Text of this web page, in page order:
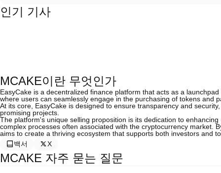
인기 기사
MCAKE이란 무엇인가
EasyCake is a decentralized finance platform that acts as a
where users can seamlessly engage in the purchasing of tokens and
At its core, EasyCake is designed to ensure transparency and
promising projects.
The platform's unique selling proposition is its dedication to
complex processes often associated with the cryptocurrency market.
aims to create a thriving ecosystem that supports both investors and
백서
X
MCAKE 자주 묻는 질문